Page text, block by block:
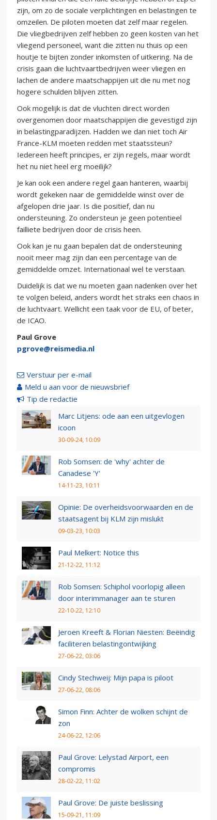
zijn, om zo de sociale verplichtingen en belastingen te
omzeilen. De piloten moeten dat zelf maar regelen.
Die vliegbedrijven zelf hebben zo geen kosten van het
vliegend personeel, want die zitten nu thuis op een
houtje te bijten zonder inkomsten of uitkering. Na de
crisis gaan die luchtvaartbedrijven weer vliegen en
lachen de andere maatschappijen uit die nu met nog
hogere schulden blijven zitten.
Ook mogelijk is dat de vluchten direct worden
overgenomen door maatschappijen die gevestigd zijn
in belastingparadijzen. Hadden we dan niet toch Air
France-KLM moeten redden met staatssteun?
Iedereen heeft principes, er zijn regels, maar wordt
het nu niet heel erg moeilijk?
Je kan ook een andere regel gaan hanteren, waarbij
wordt gekeken naar de gemiddelde winst over de
afgelopen drie jaar. Is die positief, dan nu
ondersteuning. Zo ondersteun je geen potentieel
failliete bedrijven door de crisis heen.
Ook kan je nu gaan bepalen dat de ondersteuning
nooit meer mag zijn dan een percentage van de
gemiddelde omzet. Internationaal wel te verstaan.
Duidelijk is dat we nu moeten gaan nadenken over het
te volgen beleid, anders wordt het straks een chaos in
de luchtvaart. Wellicht een taak voor de EU, of beter,
de ICAO.
Paul Grove
pgrove@reismedia.nl
Verstuur per e-mail
Meld u aan voor de nieuwsbrief
Tip de redactie
Marc Litjens: ode aan een uitgevlogen
icoon
30-09-24, 10:09
Rob Somsen: de 'why' achter de
Canadese 'Y'
14-11-23, 10:11
Opinie: De overheidsvoorwaarden en de
staatsagent bij KLM zijn mislukt
09-03-23, 10:03
Paul Melkert: Notice this
21-12-22, 11:12
Rob Somsen: Schiphol voorlopig alleen
door interimmanager aan te sturen
22-10-22, 12:10
Jeroen Kreeft & Florian Niesten: Beëindig
faciliteren belastingontwijking
27-06-22, 03:06
Cindy Stechweij: Mijn papa is piloot
27-06-22, 08:06
Simon Finn: Achter de wolken schijnt de
zon
24-06-22, 12:06
Paul Grove: Lelystad Airport, een
compromis
28-02-22, 11:02
Paul Grove: De juiste beslissing
15-09-21, 11:09